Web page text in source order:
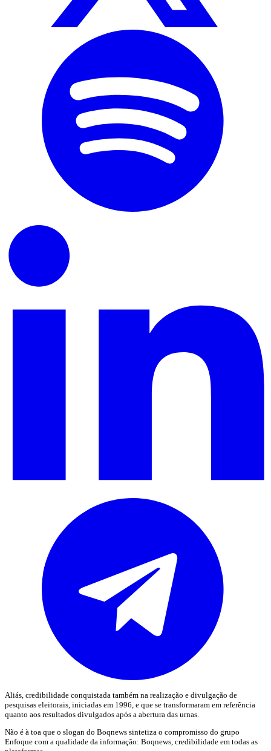
Aliás, credibilidade conquistada também na realização e divulgação de
pesquisas eleitorais, iniciadas em 1996, e que se transformaram em referência
quanto aos resultados divulgados após a abertura das urnas.
Não é à toa que o slogan do Boqnews sintetiza o compromisso do grupo
Enfoque com a qualidade da informação: Boqnews, credibilidade em todas as